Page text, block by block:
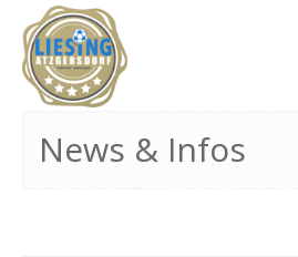
News & Infos